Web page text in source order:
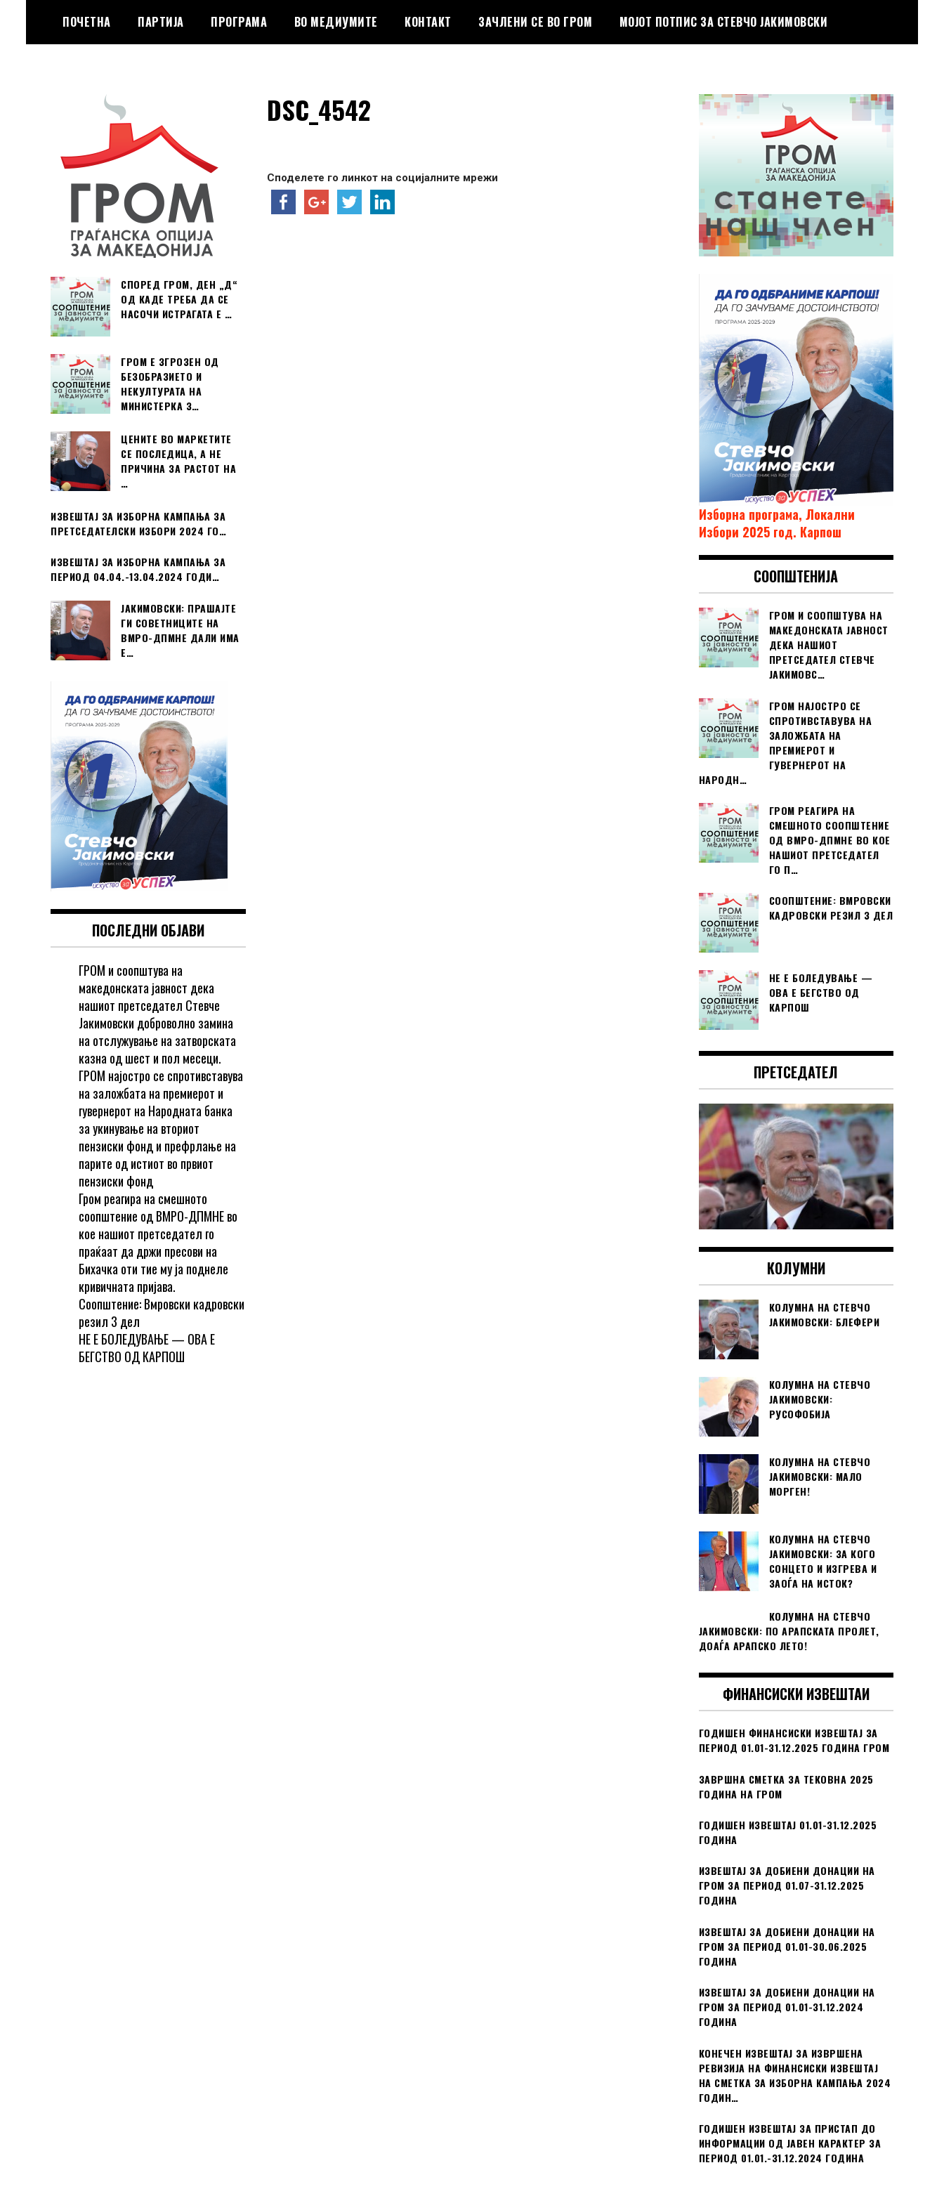
content
ПОЧЕТНА ПАРТИЈА ПРОГРАМА ВО МЕДИУМИТЕ КОНТАКТ ЗАЧЛЕНИ СЕ ВО ГРОМ МОЈОТ ПОТПИС ЗА СТЕВЧО ЈАКИМОВСКИ
Граѓанска Опција
за Македонија
DSC_4542
Споделете го линкот на социјалните мрежи
СПОРЕД ГРОМ, ДЕН „Д“
ОД КАДЕ ТРЕБА ДА СЕ
НАСОЧИ ИСТРАГАТА Е …
ГРОМ Е ЗГРОЗЕН ОД
БЕЗОБРАЗИЕТО И
НЕКУЛТУРАТА НА
МИНИСТЕРКА З…
ЦЕНИТЕ ВО МАРКЕТИТЕ
СЕ ПОСЛЕДИЦА, А НЕ
ПРИЧИНА ЗА РАСТОТ НА
…
ИЗВЕШТАЈ ЗА ИЗБОРНА КАМПАЊА ЗА
ПРЕТСЕДАТЕЛСКИ ИЗБОРИ 2024 ГО…
ИЗВЕШТАЈ ЗА ИЗБОРНА КАМПАЊА ЗА
ПЕРИОД 04.04.-13.04.2024 ГОДИ…
ЈАКИМОВСКИ: ПРАШАЈТЕ
ГИ СОВЕТНИЦИТЕ НА
ВМРО-ДПМНЕ ДАЛИ ИМА
Е…
ПОСЛЕДНИ ОБЈАВИ
ГРОМ и соопштува на
македонската јавност дека
нашиот претседател Стевче
Јакимовски доброволно замина
на отслужување на затворската
казна од шест и пол месеци.
ГРОМ најостро се спротивставува
на заложбата на премиерот и
гувернерот на Народната банка
за укинување на вториот
пензиски фонд и префрлање на
парите од истиот во првиот
пензиски фонд
Гром реагира на смешното
соопштение од ВМРО-ДПМНЕ во
кое нашиот претседател го
праќаат да држи пресови на
Бихачка оти тие му ја поднеле
кривичната пријава.
Соопштение: Вмровски кадровски
резил 3 дел
НЕ Е БОЛЕДУВАЊЕ — ОВА Е
БЕГСТВО ОД КАРПОШ
Изборна програма, Локални
Избори 2025 год. Карпош
СООПШТЕНИЈА
ГРОМ И СООПШТУВА НА
МАКЕДОНСКАТА ЈАВНОСТ
ДЕКА НАШИОТ
ПРЕТСЕДАТЕЛ СТЕВЧЕ
ЈАКИМОВС…
ГРОМ НАЈОСТРО СЕ
СПРОТИВСТАВУВА НА
ЗАЛОЖБАТА НА
ПРЕМИЕРОТ И
ГУВЕРНЕРОТ НА
НАРОДН…
ГРОМ РЕАГИРА НА
СМЕШНОТО СООПШТЕНИЕ
ОД ВМРО-ДПМНЕ ВО КОЕ
НАШИОТ ПРЕТСЕДАТЕЛ
ГО П…
СООПШТЕНИЕ: ВМРОВСКИ
КАДРОВСКИ РЕЗИЛ 3 ДЕЛ
НЕ Е БОЛЕДУВАЊЕ —
ОВА Е БЕГСТВО ОД
КАРПОШ
ПРЕТСЕДАТЕЛ
КОЛУМНИ
КОЛУМНА НА СТЕВЧО
ЈАКИМОВСКИ: БЛЕФЕРИ
КОЛУМНА НА СТЕВЧО
ЈАКИМОВСКИ:
РУСОФОБИЈА
КОЛУМНА НА СТЕВЧО
ЈАКИМОВСКИ: МАЛО
МОРГЕН!
КОЛУМНА НА СТЕВЧО
ЈАКИМОВСКИ: ЗА КОГО
СОНЦЕТО И ИЗГРЕВА И
ЗАОЃА НА ИСТОК?
КОЛУМНА НА СТЕВЧО
ЈАКИМОВСКИ: ПО АРАПСКАТА ПРОЛЕТ,
ДОАЃА АРАПСКО ЛЕТО!
ФИНАНСИСКИ ИЗВЕШТАИ
ГОДИШЕН ФИНАНСИСКИ ИЗВЕШТАЈ ЗА
ПЕРИОД 01.01-31.12.2025 ГОДИНА ГРОМ
ЗАВРШНА СМЕТКА ЗА ТЕКОВНА 2025
ГОДИНА НА ГРОМ
ГОДИШЕН ИЗВЕШТАЈ 01.01-31.12.2025
ГОДИНА
ИЗВЕШТАЈ ЗА ДОБИЕНИ ДОНАЦИИ НА
ГРОМ ЗА ПЕРИОД 01.07-31.12.2025
ГОДИНА
ИЗВЕШТАЈ ЗА ДОБИЕНИ ДОНАЦИИ НА
ГРОМ ЗА ПЕРИОД 01.01-30.06.2025
ГОДИНА
ИЗВЕШТАЈ ЗА ДОБИЕНИ ДОНАЦИИ НА
ГРОМ ЗА ПЕРИОД 01.01-31.12.2024
ГОДИНА
КОНЕЧЕН ИЗВЕШТАЈ ЗА ИЗВРШЕНА
РЕВИЗИЈА НА ФИНАНСИСКИ ИЗВЕШТАЈ
НА СМЕТКА ЗА ИЗБОРНА КАМПАЊА 2024
ГОДИН…
ГОДИШЕН ИЗВЕШТАЈ ЗА ПРИСТАП ДО
ИНФОРМАЦИИ ОД ЈАВЕН КАРАКТЕР ЗА
ПЕРИОД 01.01.-31.12.2024 ГОДИНА